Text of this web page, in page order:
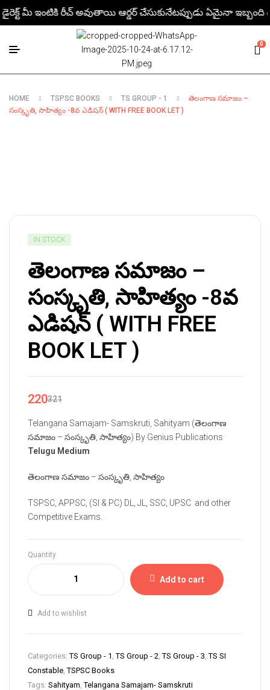
మీ ఇంటికి రీచ్ అవుతాయి ఆర్డర్ చేసుకునేటప్పుడు ఏమైనా ఇబ్బంది
0
HOME TSPSC BOOKS TS GROUP - 1
తెలంగాణ సమాజం –
సంస్కృతి, సాహిత్యం -8వ ఎడిషన్ ( WITH FREE BOOK LET )
IN STOCK
తెలంగాణ సమాజం –
సంస్కృతి, సాహిత్యం -8వ
ఎడిషన్ ( WITH FREE
BOOK LET )
321
220
Telangana Samajam- Samskruti, Sahityam (తెలంగాణ
సమాజం – సంస్కృతి, సాహిత్యం) By Genius Publications
Telugu Medium
తెలంగాణ సమాజం – సంస్కృతి, సాహిత్యం
TSPSC, APPSC, (SI & PC) DL, JL, SSC, UPSC and other
Competitive Exams.
Quantity
Add to cart
Add to wishlist
Categories:TS Group - 1 ,TS Group - 2 ,TS Group - 3 ,TS SI
Constable ,TSPSC Books
Tags: Sahityam ,Telangana Samajam- Samskruti